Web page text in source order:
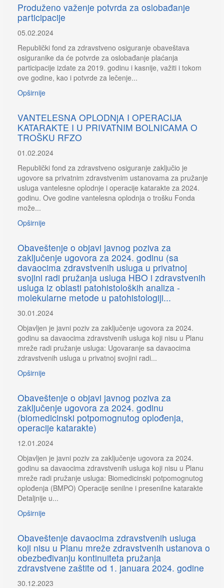
Produženo važenje potvrda za oslobađanje
participacije
05.02.2024
Republički fond za zdravstveno osiguranje obaveštava
osiguranike da će potvrde za oslobađanje plaćanja
participacije izdate za 2019. godinu i kasnije, važiti i tokom
ove godine, kao i potvrde za lečenje...
Opširnije
VANTELESNA OPLODNjA I OPERACIJA
KATARAKTE I U PRIVATNIM BOLNICAMA O
TROŠKU RFZO
01.02.2024
Republički fond za zdravstveno osiguranje zaključio je
ugovore sa privatnim zdravstvenim ustanovama za pružanje
usluga vantelesne oplodnje i operacije katarakte za 2024.
godinu. Ove godine vantelesna oplodnja o trošku Fonda
može...
Opširnije
Obaveštenje o objavi javnog poziva za
zaključenje ugovora za 2024. godinu (sa
davaocima zdravstvenih usluga u privatnoj
svojini radi pružanja usluga HBO i zdravstvenih
usluga iz oblasti patohistoloških analiza -
molekularne metode u patohistologiji...
30.01.2024
Objavljen je javni poziv za zaključenje ugovora za 2024.
godinu sa davaocima zdravstvenih usluga koji nisu u Planu
mreže radi pružanje usluga: Ugovaranje sa davaocima
zdravstvenih usluga u privatnoj svojini radi...
Opširnije
Obaveštenje o objavi javnog poziva za
zaključenje ugovora za 2024. godinu
(biomedicinski potpomognutog oplođenja,
operacije katarakte)
12.01.2024
Objavljen je javni poziv za zaključenje ugovora za 2024.
godinu sa davaocima zdravstvenih usluga koji nisu u Planu
mreže radi pružanje usluga: Biomedicinski potpomognutog
oplođenja (BMPO) Operacije senilne i presenilne katarakte
Detaljnije u...
Opširnije
Obaveštenje davaocima zdravstvenih usluga
koji nisu u Planu mreže zdravstvenih ustanova o
obezbeđivanju kontinuiteta pružanja
zdravstvene zaštite od 1. januara 2024. godine
30.12.2023